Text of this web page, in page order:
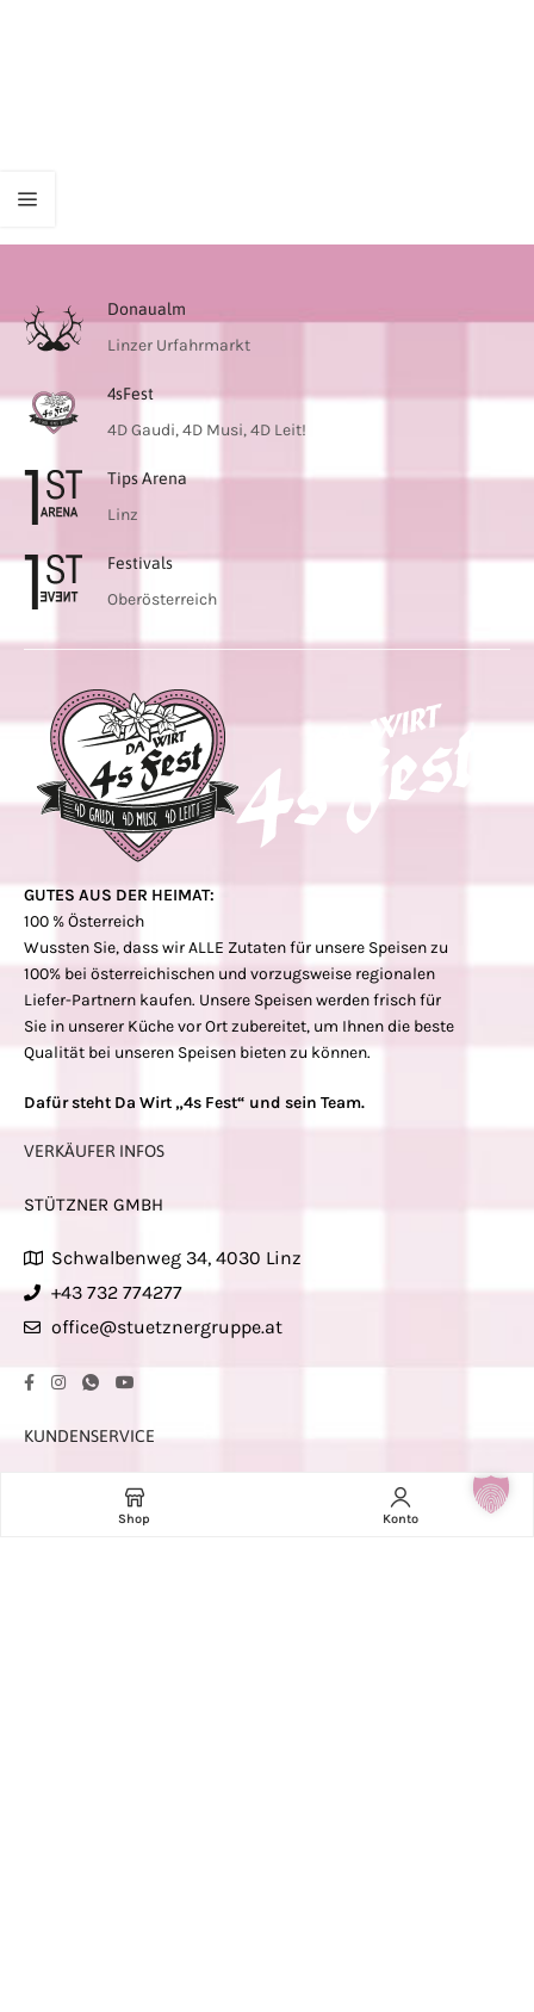
Donaualm
Linzer Urfahrmarkt
4sFest
4D Gaudi, 4D Musi, 4D Leit!
Tips Arena
Linz
Festivals
Oberösterreich
GUTES AUS DER HEIMAT:
100 % Österreich
Wussten Sie, dass wir ALLE Zutaten für unsere Speisen zu
100% bei österreichischen und vorzugsweise regionalen
Liefer-Partnern kaufen. Unsere Speisen werden frisch für
Sie in unserer Küche vor Ort zubereitet, um Ihnen die beste
Qualität bei unseren Speisen bieten zu können.
Dafür steht Da Wirt „4s Fest“ und sein Team.
VERKÄUFER INFOS
STÜTZNER GMBH
Schwalbenweg 34, 4030 Linz
+43 732 774277
office@stuetznergruppe.at
KUNDENSERVICE
Versand & Lieferung
Shop Konto